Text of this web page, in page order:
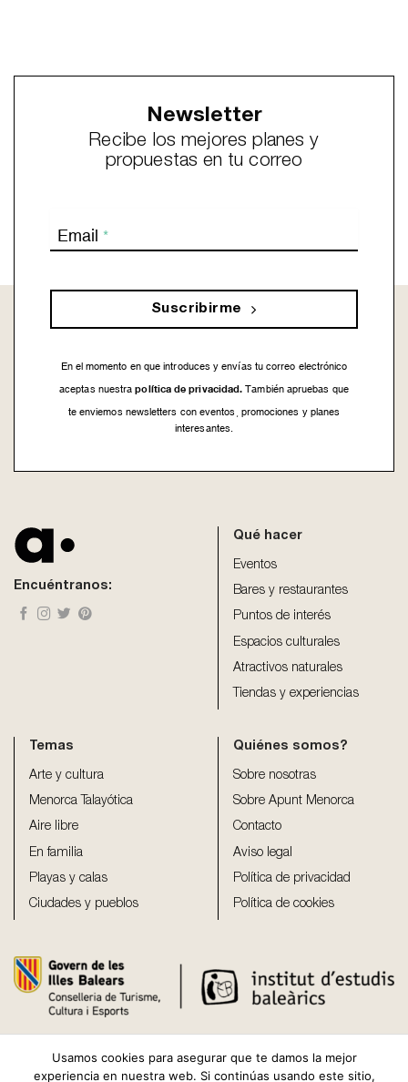
Newsletter
Recibe los mejores planes y
propuestas en tu correo
Email *
Suscribirme
En el momento en que introduces y envías tu correo electrónico
aceptas nuestra política de privacidad. También apruebas que
te enviemos newsletters con eventos, promociones y planes
interesantes.
left
Encuéntranos:
Qué hacer
Eventos
Bares y restaurantes
Puntos de interés
Espacios culturales
Atractivos naturales
Tiendas y experiencias
Temas
Arte y cultura
Menorca Talayótica
Aire libre
En familia
Playas y calas
Ciudades y pueblos
Quiénes somos?
Sobre nosotras
Sobre Apunt Menorca
Contacto
Aviso legal
Política de privacidad
Política de cookies
Usamos cookies para asegurar que te damos la mejor
experiencia en nuestra web. Si continúas usando este sitio,